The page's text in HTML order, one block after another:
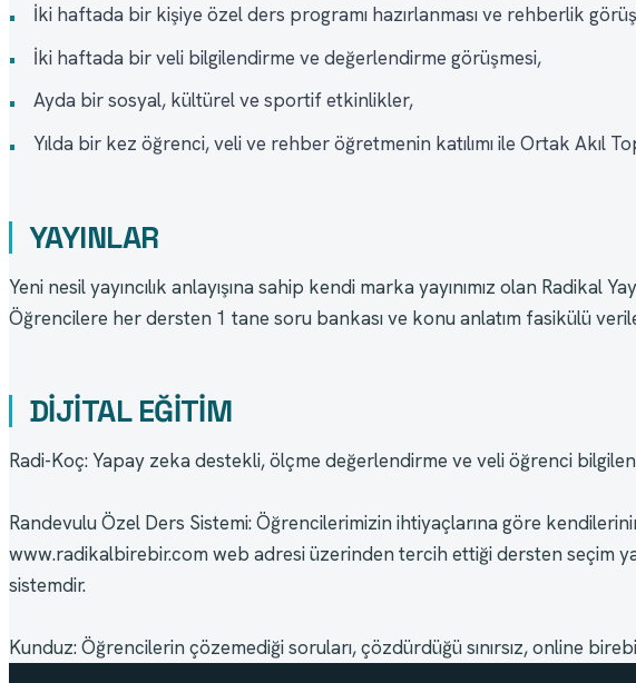
•
İki haftada bir kişiye özel ders programı hazırlanması ve rehberlik
•
İki haftada bir veli bilgilendirme ve değerlendirme görüşmesi,
•
Ayda bir sosyal, kültürel ve sportif etkinlikler,
•
Yılda bir kez öğrenci, veli ve rehber öğretmenin katılımı ile Ortak Akıl
YAYINLAR
Yeni nesil yayıncılık anlayışına sahip kendi marka yayınımız olan Radikal
Öğrencilere her dersten 1 tane soru bankası ve konu anlatım fasikülü
DİJİTAL EĞİTİM
Radi-Koç: Yapay zeka destekli, ölçme değerlendirme ve veli öğrenci
Randevulu Özel Ders Sistemi: Öğrencilerimizin ihtiyaçlarına göre
www.radikalbirebir.com web adresi üzerinden tercih ettiği dersten seçim
sistemdir.
Kunduz: Öğrencilerin çözemediği soruları, çözdürdüğü sınırsız, online